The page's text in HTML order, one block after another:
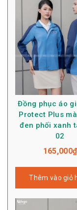
Đồng phục áo
Protect Plus
đen phối xanh
02
165,000₫
Thêm vào giỏ